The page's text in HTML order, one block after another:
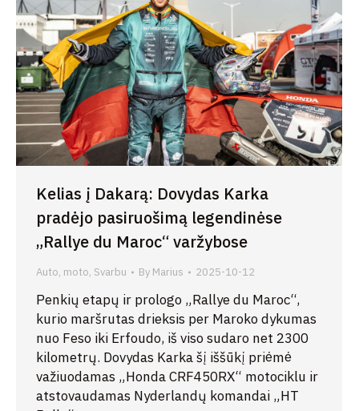
Kelias į Dakarą: Dovydas Karka
pradėjo pasiruošimą legendinėse
„Rallye du Maroc“ varžybose
Auto, moto, Svarbu By Marius 2025-10-12
Penkių etapų ir prologo „Rallye du Maroc“,
kurio maršrutas drieksis per Maroko dykumas
nuo Feso iki Erfoudo, iš viso sudaro net 2300
kilometrų. Dovydas Karka šį iššūkį priėmė
važiuodamas „Honda CRF450RX“ motociklu ir
atstovaudamas Nyderlandų komandai „HT